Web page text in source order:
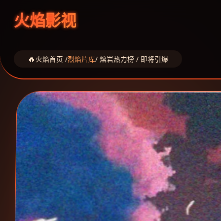
火焰影视
火焰首页 /烈焰片库/ 熔岩热力榜 / 即将引爆